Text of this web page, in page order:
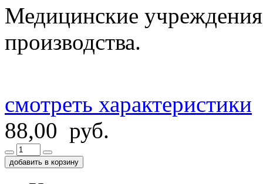
Медицинские
производства.
смотреть характеристики
88,00 руб.
добавить в корзину